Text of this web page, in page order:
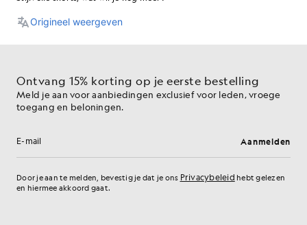
Ontvang 15% korting op je eerste bestelling
Meld je aan voor aanbiedingen exclusief voor leden, vroege
toegang en beloningen.
E-mailadres Aanmelden
Door je aan te melden, bevestig je dat je ons Privacybeleid hebt gelezen
en hiermee akkoord gaat.